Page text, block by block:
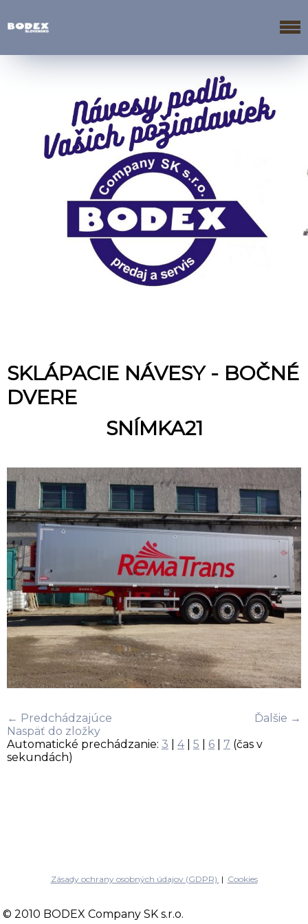
SKLÁPACIE NÁVESY - BOČNÉ
DVERE
SNÍMKA21
← Predchádzajúce
Ďalšie →
Naspäť do zložky
Automatické prechádzanie: 3 4| 5 6 7 (čas v
sekundách)
Zásady ochrany osobných údajov (GDPR) | Cookies
© 2010 BODEX Company SK s.r.o.